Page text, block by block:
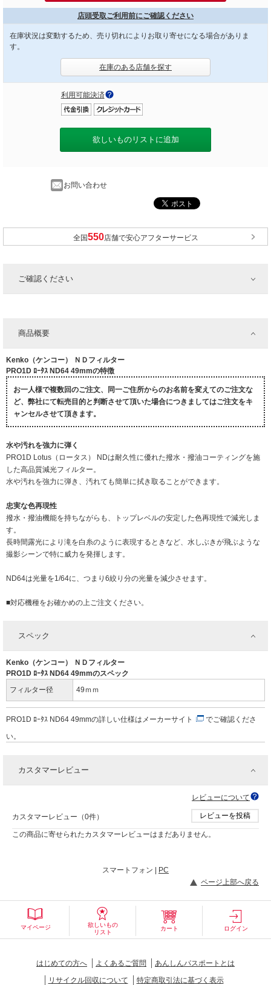
店頭受取ご利用前にご確認ください
在庫状況は変動するため、売り切れによりお取り寄せになる場合がありま
す。
在庫のある店舗を探す
利用可能決済
欲しいものリストに追加
お問い合わせ
全国 店舗で安心アフターサービス
ご確認ください
商品概要
Kenko（ケンコー） ＮＤフィルター
PRO1D ﾛｰﾀｽ ND64 49mmの特徴
お一人様で複数回のご注文、同一ご住所からのお名前を変えてのご注文な
ど、弊社にて転売目的と判断させて頂いた場合につきましてはご注文をキ
ャンセルさせて頂きます。
水や汚れを強力に弾く
PRO1D Lotus（ロータス） NDは耐久性に優れた撥水・撥油コーティングを施
した高品質減光フィルター。
水や汚れを強力に弾き、汚れても簡単に拭き取ることができます。
忠実な色再現性
撥水・撥油機能を持ちながらも、トップレベルの安定した色再現性で減光しま
す。
長時間露光により滝を白糸のように表現するときなど、水しぶきが飛ぶような
撮影シーンで特に威力を発揮します。
ND64は光量を1/64に、つまり6絞り分の光量を減少させます。
■対応機種をお確かめの上ご注文ください。
スペック
Kenko（ケンコー） ＮＤフィルター
PRO1D ﾛｰﾀｽ ND64 49mmのスペック
フィルター径
49ｍｍ
PRO1D ﾛｰﾀｽ ND64 49mmの詳しい仕様は メーカーサイト
でご確認くださ
い。
カスタマーレビュー
レビューについて
カスタマーレビュー（0件） レビューを投稿
この商品に寄せられたカスタマーレビューはまだありません。
スマートフォン |
PC
ページ上部へ戻る
マイページ
欲しいもの
リスト
カート ログイン
はじめての方へ よくあるご質問
あんしんパスポートとは
リサイクル回収について
特定商取引法に基づく表示